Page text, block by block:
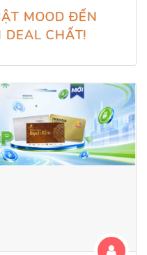
MOOD ĐẾN
DEAL CHẤT!